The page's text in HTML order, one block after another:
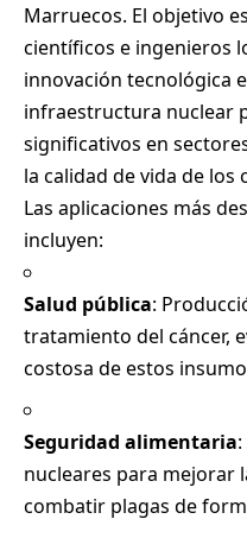
Marruecos. El objetivo
científicos e ingenieros
innovación tecnológica
infraestructura nuclear
significativos en
la calidad de vida de los
Las aplicaciones más
incluyen:
Salud pública:
tratamiento del cáncer,
costosa de estos
Seguridad alimentaria
nucleares para mejorar
combatir plagas de